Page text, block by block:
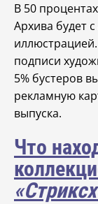
В 50
Архива будет
подписи
5% бустеров
рекламную
выпуска.
Что